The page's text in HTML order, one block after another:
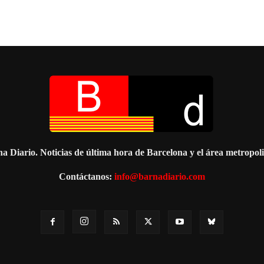
Diario. Noticias de última hora de Barcelona y el área
Contáctanos: info@barnadiario.com